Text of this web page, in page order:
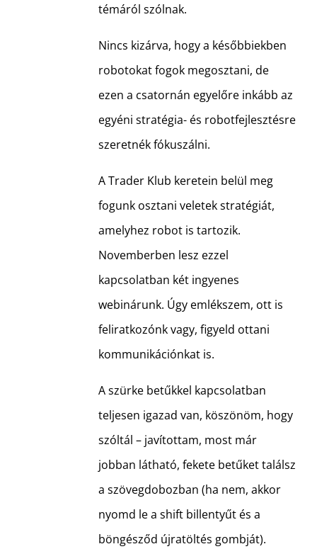
témáról szólnak.
Nincs kizárva, hogy a későbbiekben
robotokat fogok megosztani, de
ezen a csatornán egyelőre inkább az
egyéni stratégia- és robotfejlesztésre
szeretnék fókuszálni.
A Trader Klub keretein belül meg
fogunk osztani veletek stratégiát,
amelyhez robot is tartozik.
Novemberben lesz ezzel
kapcsolatban két ingyenes
webinárunk. Úgy emlékszem, ott is
feliratkozónk vagy, figyeld ottani
kommunikációnkat is.
A szürke betűkkel kapcsolatban
teljesen igazad van, köszönöm, hogy
szóltál – javítottam, most már
jobban látható, fekete betűket találsz
a szövegdobozban (ha nem, akkor
nyomd le a shift billentyűt és a
böngésződ újratöltés gombját).